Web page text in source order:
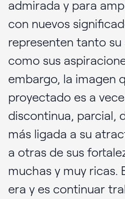
admirada y para
con nuevos
representen tanto
como sus
embargo, la imagen
proyectado es a
discontinua, parcial,
más ligada a su
a otras de sus
muchas y muy ricas.
era y es continuar